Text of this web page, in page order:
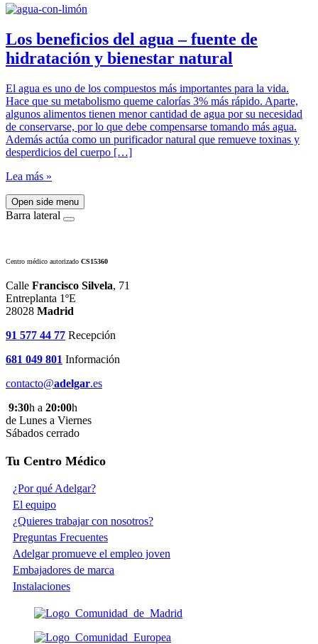
Los beneficios del agua – fuente de
hidratación y bienestar natural
El agua es uno de los compuestos más importantes para la vida.
Hace que su metabolismo queme calorías 3% más rápido. Aparte,
algunos alimentos tienen menor cantidad de agua por su necesidad
de conservarse, por lo que debe compensarse tomando más agua.
Además actúa como un purificador natural que remueve toxinas y
desperdicios del cuerpo […]
Lea más »
Open side menu
Barra lateral
Centro médico autorizado CS15360
Calle Francisco Silvela, 71
Entreplanta 1ºE
28028 Madrid
91 577 44 77 Recepción
681 049 801 Información
contacto@adelgar.es
9:30h a 20:00h
de Lunes a Viernes
Sábados cerrado
Tu Centro Médico
¿Por qué Adelgar?
El equipo
¿Quieres trabajar con nosotros?
Preguntas Frecuentes
Adelgar promueve el empleo joven
Embajadores de marca
Instalaciones